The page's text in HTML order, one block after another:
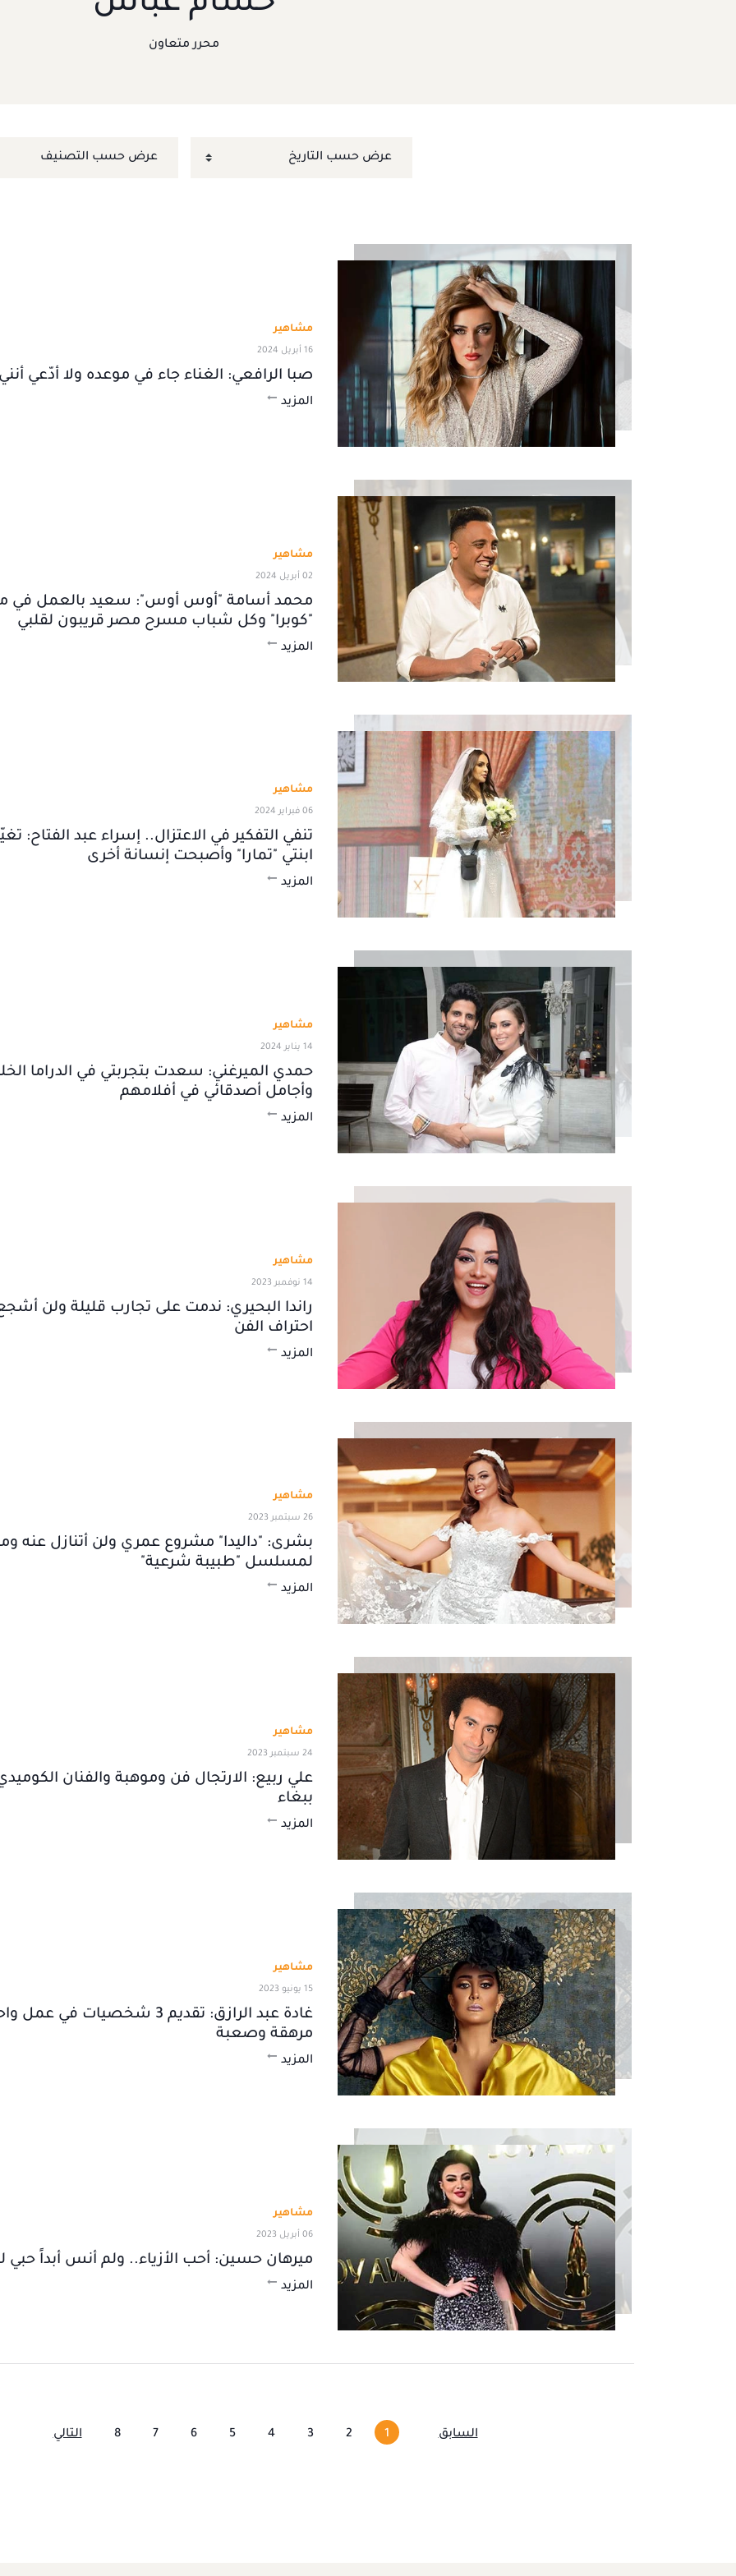
محرر متعاون
مشاهير
16 أبريل 2024
صبا الرافعي: الغناء جاء في موعده ولا أدّعي
المزيد
مشاهير
02 أبريل 2024
محمد أسامة "أوس أوس": سعيد بالعمل
"كوبرا" وكل شباب مسرح مصر قريبون لقلبي
المزيد
مشاهير
06 فبراير 2024
تنفي التفكير في الاعتزال.. إسراء عبد الفتاح:
ابنتي "تمارا" وأصبحت إنسانة أخرى
المزيد
مشاهير
14 يناير 2024
حمدي الميرغني: سعدت بتجربتي في الدراما
وأجامل أصدقائي في أفلامهم
المزيد
مشاهير
14 نوفمبر 2023
راندا البحيري: ندمت على تجارب قليلة ولن
احتراف الفن
المزيد
مشاهير
26 سبتمبر 2023
بشرى: "داليدا" مشروع عمري ولن أتنازل عنه
لمسلسل "طبيبة شرعية"
المزيد
مشاهير
24 سبتمبر 2023
علي ربيع: الارتجال فن وموهبة والفنان
ببغاء
المزيد
مشاهير
15 يونيو 2023
غادة عبد الرازق: تقديم 3 شخصيات في
مرهقة وصعبة
المزيد
مشاهير
06 أبريل 2023
ميرهان حسين: أحب الأزياء.. ولم أنس أبداً حبي
المزيد
السابق 1
2
3
4
5
6
7
8 التالي